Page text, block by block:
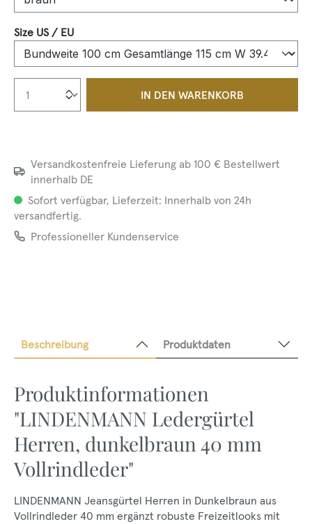
Size US / EUauswählen
Produkt Anzahl: Gib den
IN DEN WARENKORB
Versandkostenfreie Lieferung ab 100 € Bestellwert
innerhalb DE
Sofort verfügbar, Lieferzeit: Innerhalb von 24h
versandfertig.
Professioneller Kundenservice
Beschreibung Produktdaten
Produktinformationen
"LINDENMANN Ledergürtel
Herren, dunkelbraun 40 mm
Vollrindleder"
LINDENMANN Jeansgürtel Herren in Dunkelbraun aus
Vollrindleder 40 mm ergänzt robuste Freizeitlooks mit